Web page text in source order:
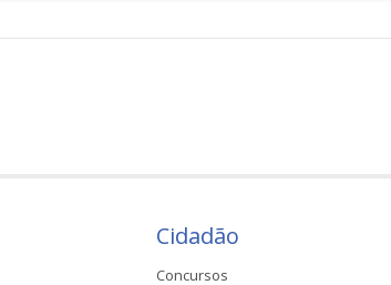
Cidadão
Concursos